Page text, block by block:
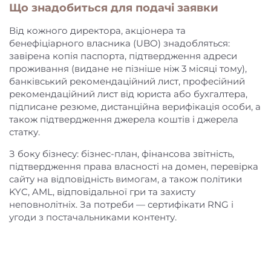
Що знадобиться для подачі заявки
Від кожного директора, акціонера та
бенефіціарного власника (UBO) знадобляться:
завірена копія паспорта, підтвердження адреси
проживання (видане не пізніше ніж 3 місяці тому),
банківський рекомендаційний лист, професійний
рекомендаційний лист від юриста або бухгалтера,
підписане резюме, дистанційна верифікація особи, а
також підтвердження джерела коштів і джерела
статку.
З боку бізнесу: бізнес-план, фінансова звітність,
підтвердження права власності на домен, перевірка
сайту на відповідність вимогам, а також політики
KYC, AML, відповідальної гри та захисту
неповнолітніх. За потреби — сертифікати RNG і
угоди з постачальниками контенту.